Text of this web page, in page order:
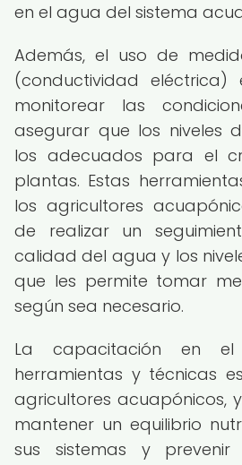
en el agua del sistema
Además, el uso de
(conductividad eléctrica)
monitorear las
asegurar que los niveles
los adecuados para el
plantas. Estas
los agricultores
de realizar un
calidad del agua y los
que les permite tomar
según sea necesario.
La capacitación en
herramientas y técnicas
agricultores acuapónicos,
mantener un equilibrio
sus sistemas y prevenir